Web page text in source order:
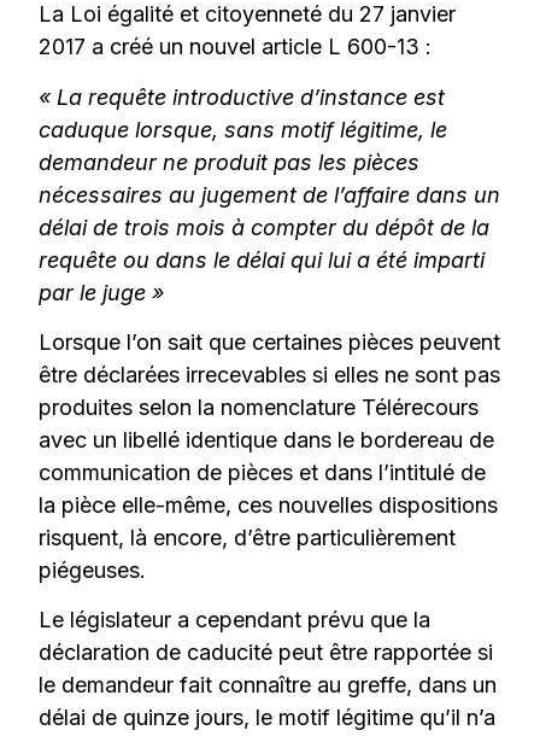
La Loi égalité et citoyenneté du 27 janvier
2017 a créé un nouvel article L 600-13 :
« La requête introductive d’instance est
caduque lorsque, sans motif légitime, le
demandeur ne produit pas les pièces
nécessaires au jugement de l’affaire dans un
délai de trois mois à compter du dépôt de la
requête ou dans le délai qui lui a été imparti
par le juge »
Lorsque l’on sait que certaines pièces peuvent
être déclarées irrecevables si elles ne sont pas
produites selon la nomenclature Télérecours
avec un libellé identique dans le bordereau de
communication de pièces et dans l’intitulé de
la pièce elle-même, ces nouvelles dispositions
risquent, là encore, d’être particulièrement
piégeuses.
Le législateur a cependant prévu que la
déclaration de caducité peut être rapportée si
le demandeur fait connaître au greffe, dans un
délai de quinze jours, le motif légitime qu’il n’a